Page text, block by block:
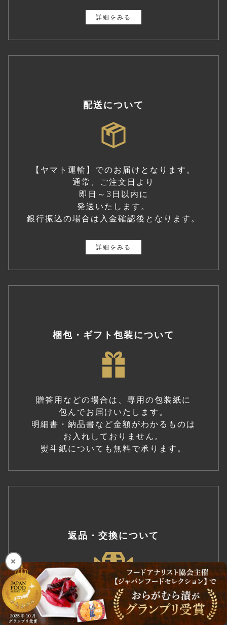
×
詳細をみる
配送について
【ヤマト運輸】でのお届けとなります。
通常、ご注文日より
即日～3日以内に
発送いたします。
銀行振込の場合は入金確認後となります。
詳細をみる
梱包・ギフト包装について
贈答用などの場合は、専用の包装紙に
包んでお届けいたします。
明細書・納品書など金額がわかるものは
お入れしておりません。
熨斗紙についても無料で承ります。
返品・交換について
生鮮食品に付き基本的には、
返品・交換は受け付けておりません。